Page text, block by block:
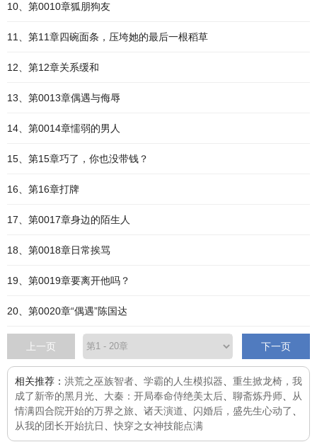
10、第0010章狐朋狗友
11、第11章四碗面条，压垮她的最后一根稻草
12、第12章关系缓和
13、第0013章偶遇与侮辱
14、第0014章懦弱的男人
15、第15章巧了，你也没带钱？
16、第16章打牌
17、第0017章身边的陌生人
18、第0018章日常挨骂
19、第0019章要离开他吗？
20、第0020章“偶遇”陈国达
上一页 下一页
相关推荐： 洪荒之巫族智者 学霸的人生模拟器
重生掀龙椅，我
成了新帝的黑月光
大秦：开局奉命侍绝美太后 聊斋炼丹师
从
情满四合院开始的万界之旅
诸天演道 闪婚后，盛先生心动了
从我的团长开始抗日
、快穿之女神技能点满